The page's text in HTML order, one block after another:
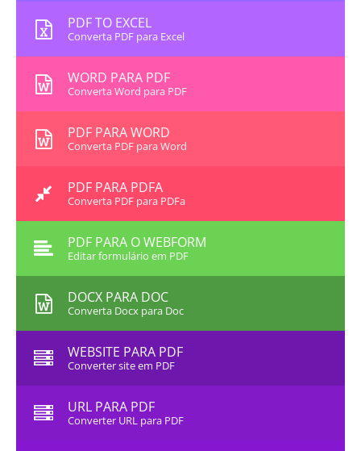
PDF TO EXCEL
Converta PDF para Excel
WORD PARA PDF
Converta Word para PDF
PDF PARA WORD
Converta PDF para Word
PDF PARA PDFA
Converta PDF para PDFa
PDF PARA O WEBFORM
Editar formulário em PDF
DOCX PARA DOC
Converta Docx para Doc
WEBSITE PARA PDF
Converter site em PDF
URL PARA PDF
Converter URL para PDF